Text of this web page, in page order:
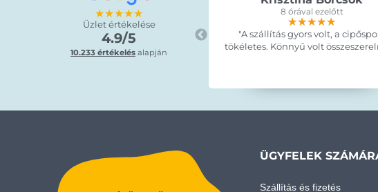
★★★★★
Üzlet értékelése
4.9/5
10.233 értékelés alapján
8 órával ezelőtt
★★★★★
★★★★★
★★★★★
"A szállítás gyors volt, a
tökéletes. Könnyű volt
ÜGYFELEK
Szállítás és fizetés